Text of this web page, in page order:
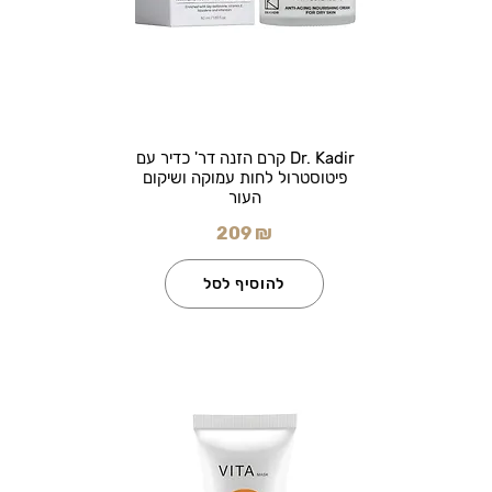
Dr. Kadir קרם הזנה דר' כדיר עם
פיטוסטרול לחות עמוקה ושיקום
העור
209 ₪
להוסיף לסל